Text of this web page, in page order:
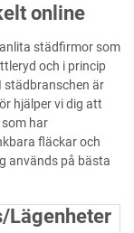
online
städfirmor som
och i princip
städbranschen är
hjälper vi dig att
har
fläckar och
används på bästa
Lägenheter